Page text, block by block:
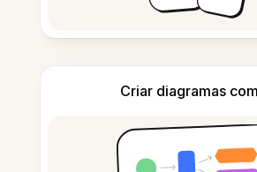
Criar diagramas